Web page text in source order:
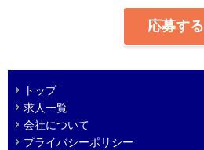
応募する
トップ
求人一覧
会社について
プライバシーポリシー